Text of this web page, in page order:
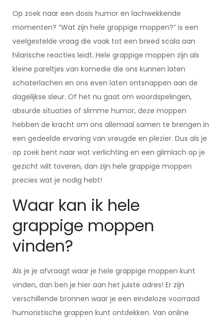
Op zoek naar een dosis humor en lachwekkende
momenten? “Wat zijn hele grappige moppen?” is een
veelgestelde vraag die vaak tot een breed scala aan
hilarische reacties leidt. Hele grappige moppen zijn als
kleine pareltjes van komedie die ons kunnen laten
schaterlachen en ons even laten ontsnappen aan de
dagelijkse sleur. Of het nu gaat om woordspelingen,
absurde situaties of slimme humor, deze moppen
hebben de kracht om ons allemaal samen te brengen in
een gedeelde ervaring van vreugde en plezier. Dus als je
op zoek bent naar wat verlichting en een glimlach op je
gezicht wilt toveren, dan zijn hele grappige moppen
precies wat je nodig hebt!
Waar kan ik hele
grappige moppen
vinden?
Als je je afvraagt waar je hele grappige moppen kunt
vinden, dan ben je hier aan het juiste adres! Er zijn
verschillende bronnen waar je een eindeloze voorraad
humoristische grappen kunt ontdekken. Van online